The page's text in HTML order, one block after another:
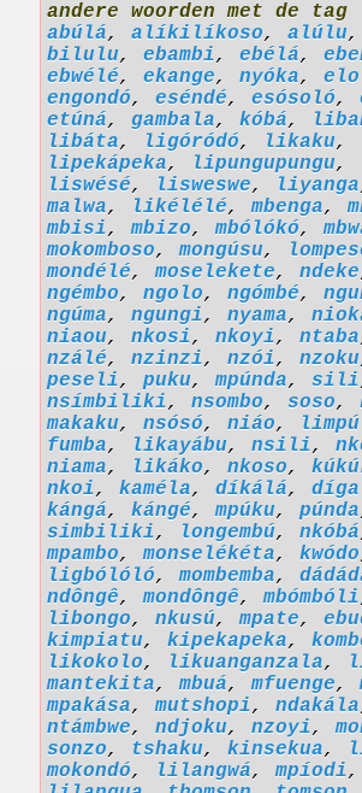
andere woorden met de tag
abúlá, alíkilíkoso, alúlu,
bilulu, ebambi, ebélá,
ebwélé, ekange, nyóka,
engondó, eséndé, esósoló,
etúná, gambala, kóbá,
libáta, ligóródó, likaku,
lipekápeka, lipungupungu,
liswésé, lisweswe, liyanga
malwa, likélélé,mbenga,
mbisi,mbizo,mbólókó,
mokomboso,mongúsu,
mondélé,moselekete, ndeke
ngémbo, ngolo, ngómbé,
ngúma, ngungi, nyama,
niaou, nkosi, nkoyi, ntaba
nzálé, nzinzi, nzói, nzoku
peseli, puku,mpúnda, sili
nsímbiliki, nsombo, soso,
makaku, nsósó, niáo,
fumba, likayábu, nsili,
niama, likáko, nkoso,
nkoi, kaméla, díkálá,
kángá, kángé,mpúku, púnda
simbiliki, longembú, nkóbá
mpambo,monselékéta, kwódo
ligbólóló,mombemba,
ndôngê,mondôngê,mbómbóli
libongo, nkusú,mpate,
kimpiatu, kipekapeka,
likokolo, likuanganzala,
mantekita,mbuá,mfuenge,
mpakása,mutshopi, ndakála
ntámbwe, ndjoku, nzoyi,
sonzo, tshaku, kinsekua,
mokondó, lilangwá,mpíodi,